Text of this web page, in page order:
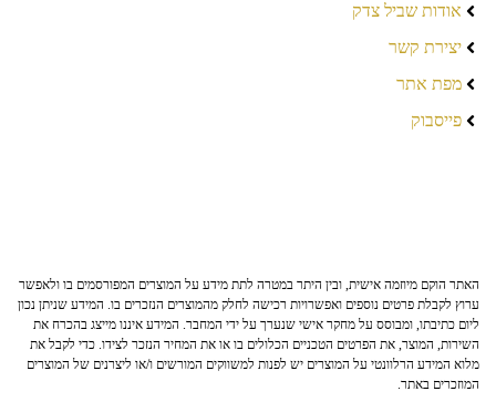
אודות שביל צדק
יצירת קשר
מפת אתר
פייסבוק
האתר הוקם מיוזמה אישית, ובין היתר במטרה לתת מידע על המוצרים המפורסמים בו ולאפשר
ערוץ לקבלת פרטים נוספים ואפשרויות רכישה לחלק מהמוצרים הנזכרים בו. המידע שניתן נכון
ליום כתיבתו, ומבוסס על מחקר אישי שנערך על ידי המחבר. המידע איננו מייצג בהכרח את
השירות, המוצר, את הפרטים הטכניים הכלולים בו או את המחיר הנזכר לצידו. כדי לקבל את
מלוא המידע הרלוונטי על המוצרים יש לפנות למשווקים המורשים ו/או ליצרנים של המוצרים
המוזכרים באתר.